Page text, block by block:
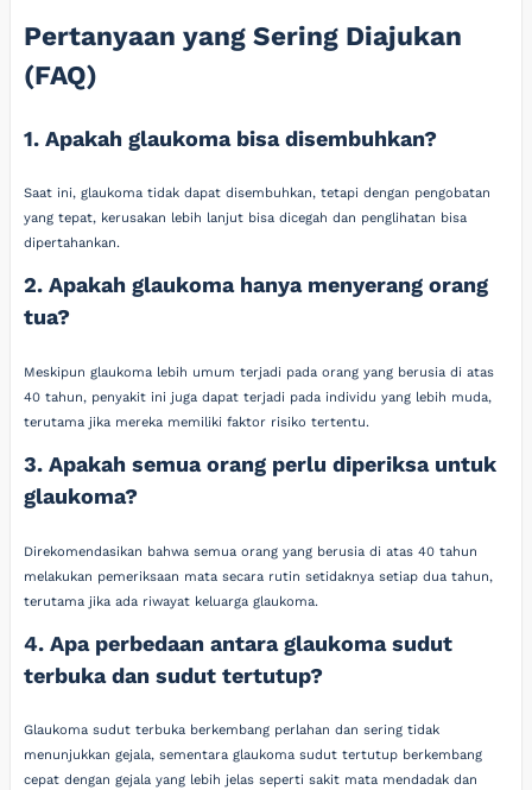
Pertanyaan yang Sering Diajukan
(FAQ)
1. Apakah glaukoma bisa disembuhkan?
Saat ini, glaukoma tidak dapat disembuhkan, tetapi dengan pengobatan
yang tepat, kerusakan lebih lanjut bisa dicegah dan penglihatan bisa
dipertahankan.
2. Apakah glaukoma hanya menyerang orang
tua?
Meskipun glaukoma lebih umum terjadi pada orang yang berusia di atas
40 tahun, penyakit ini juga dapat terjadi pada individu yang lebih muda,
terutama jika mereka memiliki faktor risiko tertentu.
3. Apakah semua orang perlu diperiksa untuk
glaukoma?
Direkomendasikan bahwa semua orang yang berusia di atas 40 tahun
melakukan pemeriksaan mata secara rutin setidaknya setiap dua tahun,
terutama jika ada riwayat keluarga glaukoma.
4. Apa perbedaan antara glaukoma sudut
terbuka dan sudut tertutup?
Glaukoma sudut terbuka berkembang perlahan dan sering tidak
menunjukkan gejala, sementara glaukoma sudut tertutup berkembang
cepat dengan gejala yang lebih jelas seperti sakit mata mendadak dan